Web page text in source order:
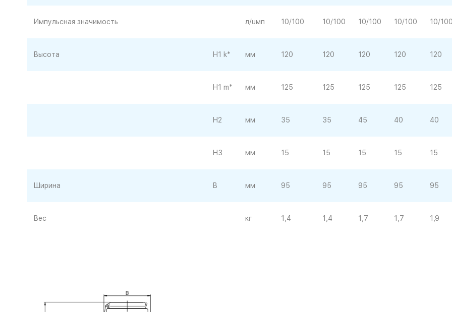
Импульсная значимость л/uмп 10/100 10/100 10/100 10/100 10/100
Высота H1 k* мм 120 120 120 120 120
H1 m* мм 125 125 125 125 125
H2 мм 35 35 45 40 40
H3 мм 15 15 15 15 15
Ширина B мм 95 95 95 95 95
Вес кг 1,4 1,4 1,7 1,7 1,9